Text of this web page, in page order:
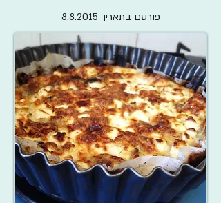
פורסם בתאריך 8.8.2015